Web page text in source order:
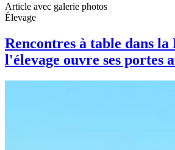
Article avec galerie photos
Élevage
Rencontres à table dans
l'élevage ouvre ses portes